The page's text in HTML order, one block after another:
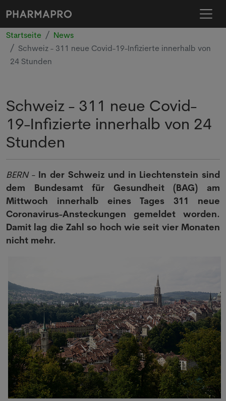
Startseite
News
Schweiz - 311 neue Covid-19-Infizierte innerhalb von
24 Stunden
Schweiz - 311 neue Covid-
19-Infizierte innerhalb von 24
Stunden
BERN- In der Schweiz und in Liechtenstein sind
dem Bundesamt für Gesundheit (BAG) am
Mittwoch innerhalb eines Tages 311 neue
Coronavirus-Ansteckungen gemeldet worden.
Damit lag die Zahl so hoch wie seit vier Monaten
nicht mehr.